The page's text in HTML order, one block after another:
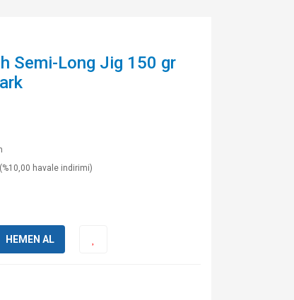
Semi-Long Jig 150 gr
havale indirimi)
HEMEN AL